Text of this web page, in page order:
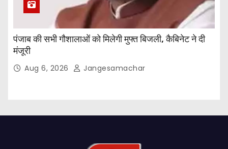
पंजाब की सभी गौशालाओं को मिलेगी मुफ्त बिजली, कैबिनेट ने दी
मंजूरी
Aug 6, 2026 Jangesamachar